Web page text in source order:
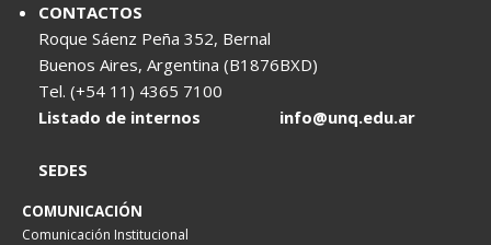
CONTACTOS
Roque Sáenz Peña 352, Bernal
Buenos Aires, Argentina (B1876BXD)
Tel. (+54 11) 4365 7100
Listado de internos
info@unq.edu.ar
SEDES
COMUNICACIÓN
Comunicación Institucional